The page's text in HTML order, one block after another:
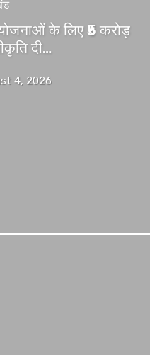
के लिए ₹5 करोड़
दी…
4, 2026